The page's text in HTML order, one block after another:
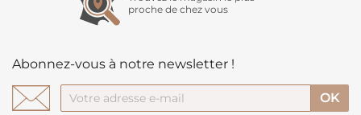
proche de chez vous
Abonnez-vous à notre newsletter !